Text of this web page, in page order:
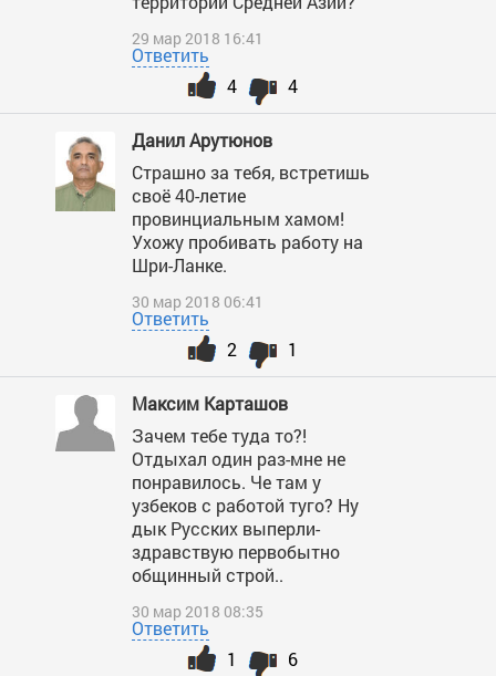
29 мар 2018 16:41
Ответить
4
4
Данил Арутюнов
Страшно за тебя, встретишь
своё 40-летие
провинциальным хамом!
Ухожу пробивать работу на
Шри-Ланке.
30 мар 2018 06:41
Ответить
1
2
Максим Карташов
Зачем тебе туда то?!
Отдыхал один раз-мне не
понравилось. Че там у
узбеков с работой туго? Ну
дык Русских выперли-
здравствую первобытно
общинный строй..
30 мар 2018 08:35
Ответить
6
1